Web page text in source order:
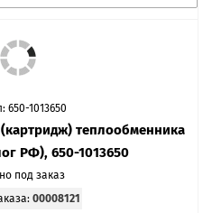
650-1013650
теплообменника
РФ), 650-1013650
под заказ
00008121